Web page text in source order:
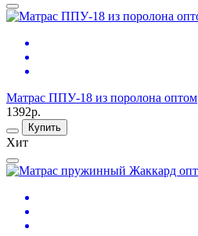
Матрас ППУ-18 из поролона оптом
1392р.
Купить
Хит